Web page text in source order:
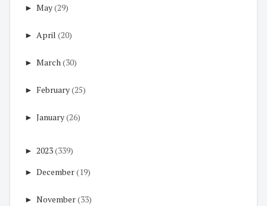
► May(29)
► April (20)
► March (30)
► February(25)
► January(26)
► 2023(339)
► December(19)
► November(33)